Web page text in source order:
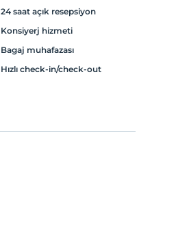
24 saat açık resepsiyon
Konsiyerj hizmeti
Bagaj muhafazası
Hızlı check-in/check-out